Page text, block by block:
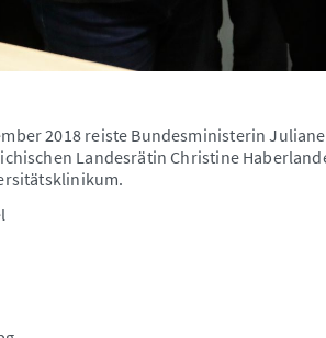
2018 reiste Bundesministerin
Landesrätin Christine